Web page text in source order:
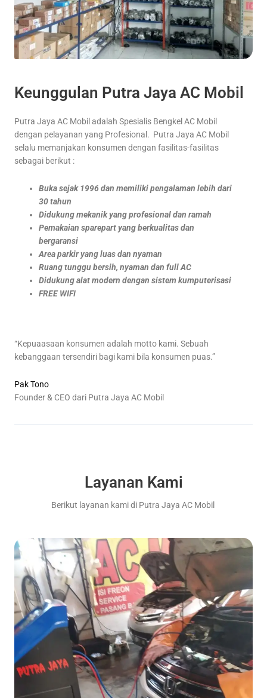
Keunggulan Putra Jaya AC Mobil
Putra Jaya AC Mobil adalah Spesialis Bengkel AC Mobil
dengan pelayanan yang Profesional. Putra Jaya AC Mobil
selalu memanjakan konsumen dengan fasilitas-fasilitas
sebagai berikut :
Buka sejak 1996 dan memiliki pengalaman lebih dari
30 tahun
Didukung mekanik yang profesional dan ramah
Pemakaian sparepart yang berkualitas dan
bergaransi
Area parkir yang luas dan nyaman
Ruang tunggu bersih, nyaman dan full AC
Didukung alat modern dengan sistem kumputerisasi
FREE WIFI
“Kepuaasaan konsumen adalah motto kami. Sebuah
kebanggaan tersendiri bagi kami bila konsumen puas.”
Pak Tono
Founder & CEO dari Putra Jaya AC Mobil
Layanan Kami
Berikut layanan kami di Putra Jaya AC Mobil